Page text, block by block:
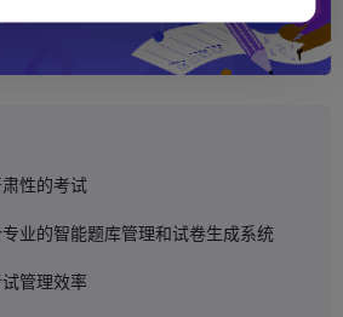
性的考试
业的智能题库管理和试卷生成系统
管理效率